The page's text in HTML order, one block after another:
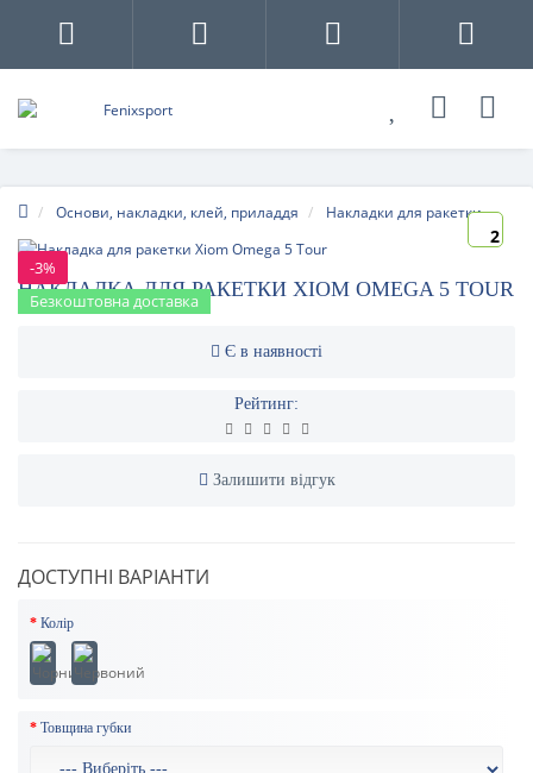
Основи, накладки, клей, приладдя Накладки для ракетки
-3%
Безкоштовна доставка
2
НАКЛАДКА ДЛЯ РАКЕТКИ XIOM OMEGA 5 TOUR
Є в наявності
Рейтинг:
Залишити відгук
ДОСТУПНІ ВАРІАНТИ
Колір
Товщина губки